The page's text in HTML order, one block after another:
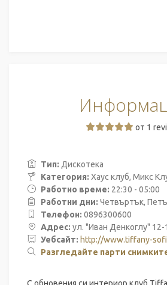
от 1
Тип: Дискотека
Категория: Хаус клуб, Микс
Работно време: 22:30 - 05:00
Работни дни: Четвъртък,
Телефон: 0896300600
Адрес: ул. "Иван Денкоглу"
Уебсайт: http://www.tiffany-
Разгледайте парти